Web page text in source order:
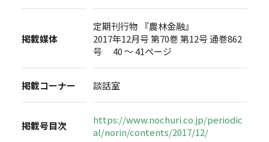
掲載媒体
定期刊行物 『農林金融』
2017年12月号 第70巻 第12号 通巻862
号 40 ～ 41ページ
掲載コーナー 談話室
掲載号目次
https://www.nochuri.co.jp/periodic
al/norin/contents/2017/12/